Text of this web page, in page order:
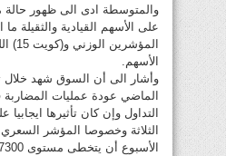
والمتوسطة ادى الى ظهور حالة
على الأسهم القيادية والثقيلة
الأسهم.
وأشار الى أن السوق شهد خلال
الماضي عودة عمليات المضاربة
التداول وإن كان تأثيرها
الثلاثة وخصوصا المؤشر